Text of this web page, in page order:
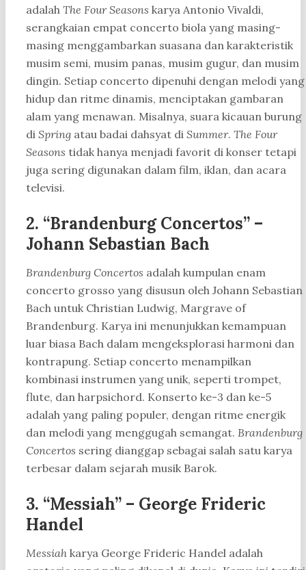
adalah The Four Seasons karya Antonio Vivaldi,
serangkaian empat concerto biola yang masing-
masing menggambarkan suasana dan karakteristik
musim semi, musim panas, musim gugur, dan musim
dingin. Setiap concerto dipenuhi dengan melodi yang
hidup dan ritme dinamis, menciptakan gambaran
alam yang menawan. Misalnya, suara kicauan burung
di Spring atau badai dahsyat di Summer. The Four
Seasons tidak hanya menjadi favorit di konser tetapi
juga sering digunakan dalam film, iklan, dan acara
televisi.
2. “Brandenburg Concertos” –
Johann Sebastian Bach
Brandenburg Concertos adalah kumpulan enam
concerto grosso yang disusun oleh Johann Sebastian
Bach untuk Christian Ludwig, Margrave of
Brandenburg. Karya ini menunjukkan kemampuan
luar biasa Bach dalam mengeksplorasi harmoni dan
kontrapung. Setiap concerto menampilkan
kombinasi instrumen yang unik, seperti trompet,
flute, dan harpsichord. Konserto ke-3 dan ke-5
adalah yang paling populer, dengan ritme energik
dan melodi yang menggugah semangat. Brandenburg
Concertos sering dianggap sebagai salah satu karya
terbesar dalam sejarah musik Barok.
3. “Messiah” – George Frideric
Handel
Messiah karya George Frideric Handel adalah